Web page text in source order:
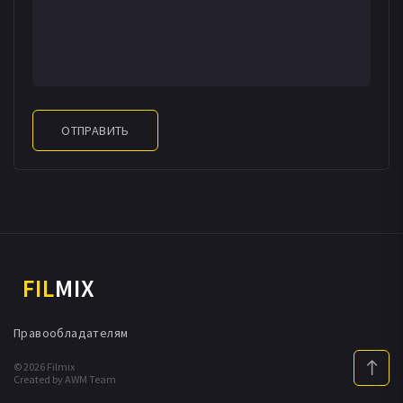
ОТПРАВИТЬ
FILMIX
© 2026 Filmix
Created by AWM Team
Правообладателям